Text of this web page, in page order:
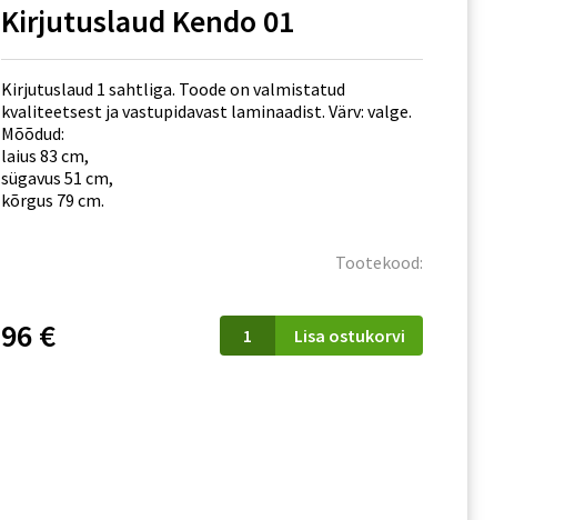
Kirjutuslaud Kendo 01
Kirjutuslaud 1 sahtliga. Toode on valmistatud
kvaliteetsest ja vastupidavast laminaadist. Värv: valge.
Mõõdud:
laius 83 cm,
sügavus 51 cm,
kõrgus 79 cm.
Tootekood:
96 €
Kirjutuslaud
Kendo
Lisa ostukorvi